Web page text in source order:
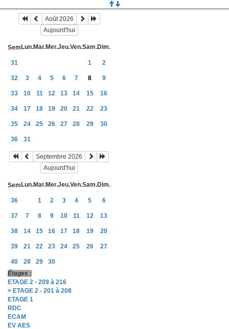
Août 2026
Aujourd'hui
Sem Lun.Mar.Mer.Jeu.Ven.Sam.Dim.
31 1 2
32 3 4 5 6 7 8 9
33 10 11 12 13 14 15 16
34 17 18 19 20 21 22 23
35 24 25 26 27 28 29 30
36 31
Septembre 2026
Aujourd'hui
Sem Lun.Mar.Mer.Jeu.Ven.Sam.Dim.
36 1 2 3 4 5 6
37 7 8 9 10 11 12 13
38 14 15 16 17 18 19 20
39 21 22 23 24 25 26 27
40 28 29
30
Étages :
ETAGE 2 - 209 à 216
> ETAGE 2 - 201 à 208
ETAGE 1
RDC
ECAM
EV AES